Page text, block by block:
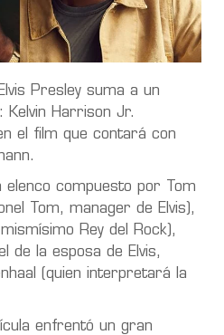
Presley suma a un
Kelvin Harrison Jr.
el film que contará con
compuesto por Tom
Tom, manager de Elvis),
Rey del Rock),
de la esposa de Elvis,
(quien interpretará la
enfrentó un gran